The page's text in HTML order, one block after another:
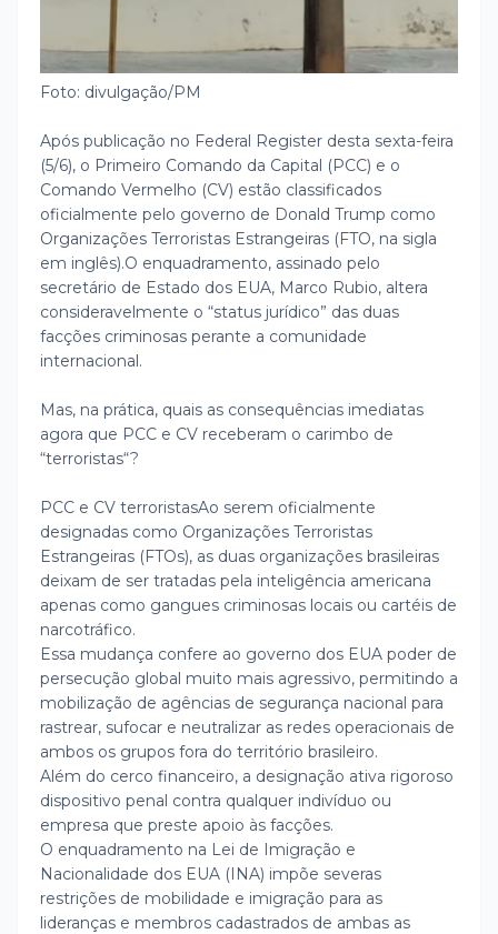
Foto: divulgação/PM
Após publicação no Federal Register desta sexta-feira
(5/6), o Primeiro Comando da Capital (PCC) e o
Comando Vermelho (CV) estão classificados
oficialmente pelo governo de Donald Trump como
Organizações Terroristas Estrangeiras (FTO, na sigla
em inglês).O enquadramento, assinado pelo
secretário de Estado dos EUA, Marco Rubio, altera
consideravelmente o “status jurídico” das duas
facções criminosas perante a comunidade
internacional.
Mas, na prática, quais as consequências imediatas
agora que PCC e CV receberam o carimbo de
“terroristas“?
PCC e CV terroristasAo serem oficialmente
designadas como Organizações Terroristas
Estrangeiras (FTOs), as duas organizações brasileiras
deixam de ser tratadas pela inteligência americana
apenas como gangues criminosas locais ou cartéis de
narcotráfico.
Essa mudança confere ao governo dos EUA poder de
persecução global muito mais agressivo, permitindo a
mobilização de agências de segurança nacional para
rastrear, sufocar e neutralizar as redes operacionais de
ambos os grupos fora do território brasileiro.
Além do cerco financeiro, a designação ativa rigoroso
dispositivo penal contra qualquer indivíduo ou
empresa que preste apoio às facções.
O enquadramento na Lei de Imigração e
Nacionalidade dos EUA (INA) impõe severas
restrições de mobilidade e imigração para as
lideranças e membros cadastrados de ambas as